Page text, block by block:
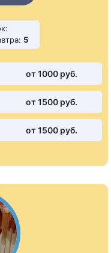
5
от 1000 pуб.
от 1500 pуб.
от 1500 pуб.